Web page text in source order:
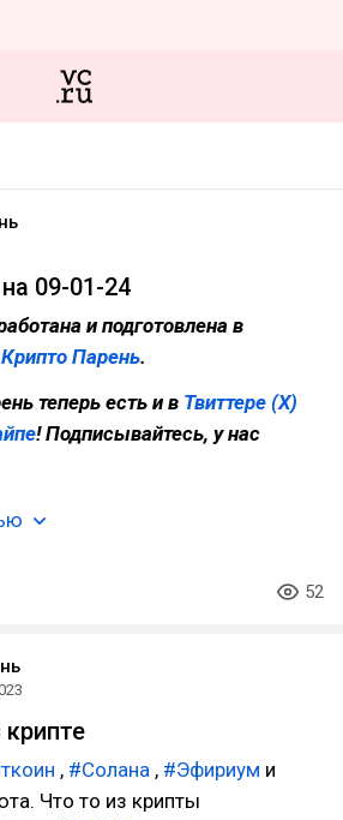
09-01-24
и подготовлена в
Крипто Парень.
теперь есть и в Твиттере (Х)
! Подписывайтесь, у нас
52
, #Солана , #Эфириум и
Что то из крипты